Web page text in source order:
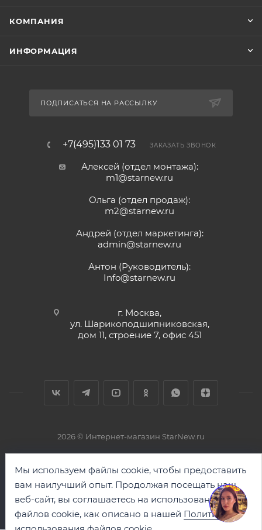
КОМПАНИЯ
ИНФОРМАЦИЯ
ПОДПИСАТЬСЯ НА РАССЫЛКУ
+7(495)133 01 73 ЗАКАЗАТЬ ЗВОНОК
Алексей (отдел монтажа):
m1@starnew.ru
Ольга (отдел продаж):
m2@starnew.ru
Андрей (отдел маркетинга):
admin@starnew.ru
Антон (Руководитель):
Info@starnew.ru
г. Москва,
ул. Шарикоподшипниковская,
дом 11, строение 7, офис 451
2026 © Интернет-магазин StarNew.ru
Мы используем файлы cookie, чтобы предоставить
вам наилучший опыт. Продолжая посещать наш
веб-сайт, вы соглашаетесь на использование
файлов cookie, как описано в нашей Политике